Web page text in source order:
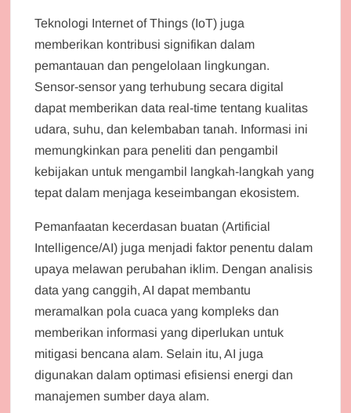
Teknologi Internet of Things (IoT) juga
memberikan kontribusi signifikan dalam
pemantauan dan pengelolaan lingkungan.
Sensor-sensor yang terhubung secara digital
dapat memberikan data real-time tentang kualitas
udara, suhu, dan kelembaban tanah. Informasi ini
memungkinkan para peneliti dan pengambil
kebijakan untuk mengambil langkah-langkah yang
tepat dalam menjaga keseimbangan ekosistem.
Pemanfaatan kecerdasan buatan (Artificial
Intelligence/AI) juga menjadi faktor penentu dalam
upaya melawan perubahan iklim. Dengan analisis
data yang canggih, AI dapat membantu
meramalkan pola cuaca yang kompleks dan
memberikan informasi yang diperlukan untuk
mitigasi bencana alam. Selain itu, AI juga
digunakan dalam optimasi efisiensi energi dan
manajemen sumber daya alam.